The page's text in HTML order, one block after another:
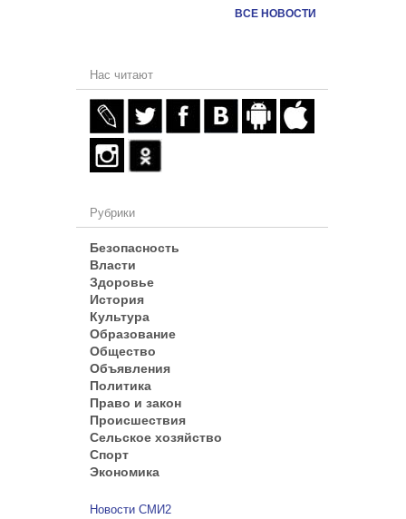
ВСЕ НОВОСТИ
Нас читают
Рубрики
Безопасность
Власти
Здоровье
История
Культура
Образование
Общество
Объявления
Политика
Право и закон
Происшествия
Сельское хозяйство
Спорт
Экономика
Новости СМИ2